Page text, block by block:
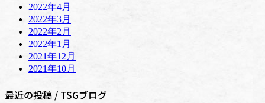
2022年4月
2022年3月
2022年2月
2022年1月
2021年12月
2021年10月
最近の投稿 / TSGブログ